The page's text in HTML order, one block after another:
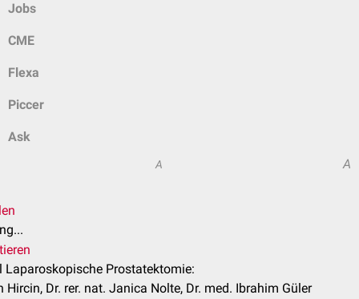
Jobs
CME
Flexa
Piccer
Ask
A A
Laparoskopische Prostatektomie:
Hircin, Dr. rer. nat. Janica Nolte, Dr. med. Ibrahim Güler